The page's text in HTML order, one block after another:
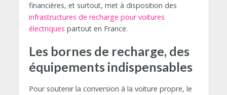
financières, et surtout, met à disposition des
infrastructures de recharge pour voitures
électriques partout en France.
Les bornes de recharge, des
équipements indispensables
Pour soutenir la conversion à la voiture propre, le